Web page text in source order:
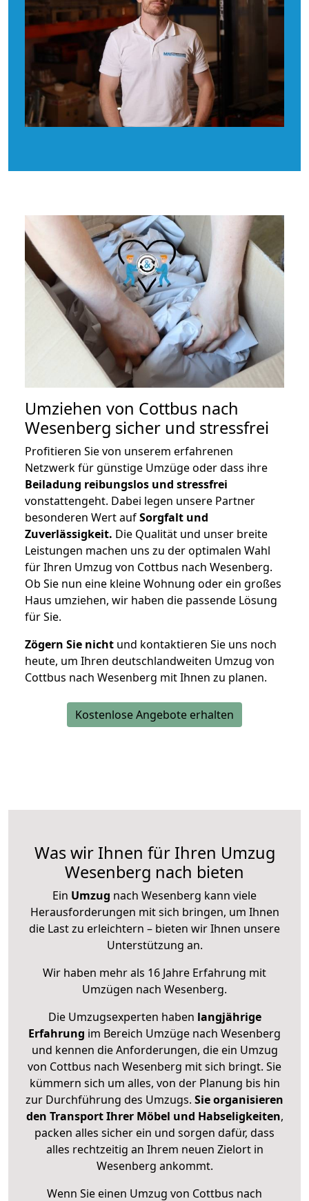
Umziehen von Cottbus nach
Wesenberg sicher und stressfrei
Profitieren Sie von unserem erfahrenen
Netzwerk für günstige Umzüge oder dass ihre
Beiladung reibungslos und stressfrei
vonstattengeht. Dabei legen unsere Partner
besonderen Wert aufSorgfalt und
Zuverlässigkeit. Die Qualität und unser breite
Leistungen machen uns zu der optimalen Wahl
für Ihren Umzug von Cottbus nach Wesenberg.
Ob Sie nun eine kleine Wohnung oder ein großes
Haus umziehen, wir haben die passende Lösung
für Sie.
Zögern Sie nicht und kontaktieren Sie uns noch
heute, um Ihren deutschlandweiten Umzug von
Cottbus nach Wesenberg mit Ihnen zu planen.
Kostenlose Angebote erhalten
Was wir Ihnen für Ihren Umzug
Wesenberg nach bieten
Ein Umzug nach Wesenberg kann viele
Herausforderungen mit sich bringen, um Ihnen
die Last zu erleichtern – bieten wir Ihnen unsere
Unterstützung an.
Wir haben mehr als 16 Jahre Erfahrung mit
Umzügen nach Wesenberg.
Die Umzugsexperten haben langjährige
Erfahrung im Bereich Umzüge nach Wesenberg
und kennen die Anforderungen, die ein Umzug
von Cottbus nach Wesenberg mit sich bringt. Sie
kümmern sich um alles, von der Planung bis hin
zur Durchführung des Umzugs. Sie organisieren
den Transport Ihrer Möbel und Habseligkeiten,
packen alles sicher ein und sorgen dafür, dass
alles rechtzeitig an Ihrem neuen Zielort in
Wesenberg ankommt.
Wenn Sie einen Umzug von Cottbus nach